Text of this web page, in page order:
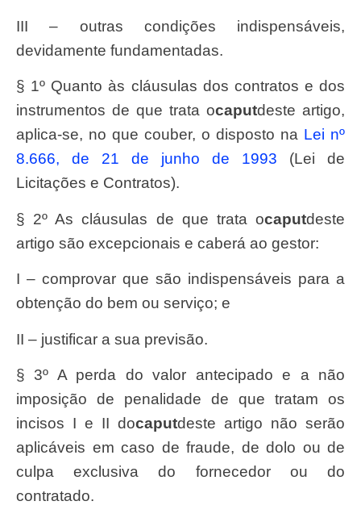
III – outras condições indispensáveis,
devidamente fundamentadas.
§ 1º Quanto às cláusulas dos contratos e dos
instrumentos de que trata o caputdeste artigo,
aplica-se, no que couber, o disposto na Lei nº
8.666, de 21 de junho de 1993 (Lei de
Licitações e Contratos).
§ 2º As cláusulas de que trata o caputdeste
artigo são excepcionais e caberá ao gestor:
I – comprovar que são indispensáveis para a
obtenção do bem ou serviço; e
II – justificar a sua previsão.
§ 3º A perda do valor antecipado e a não
imposição de penalidade de que tratam os
incisos I e II do caputdeste artigo não serão
aplicáveis em caso de fraude, de dolo ou de
culpa exclusiva do fornecedor ou do
contratado.